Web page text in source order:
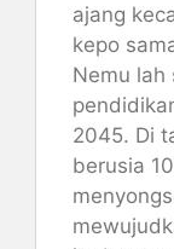
ajang
kepo
Nemu lah
2045. Di
berusia